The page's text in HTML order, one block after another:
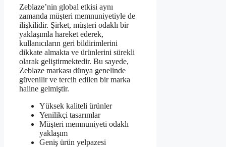
Zeblaze’nin global etkisi aynı
zamanda müşteri memnuniyetiyle de
ilişkilidir. Şirket, müşteri odaklı bir
yaklaşımla hareket ederek,
kullanıcıların geri bildirimlerini
dikkate almakta ve ürünlerini sürekli
olarak geliştirmektedir. Bu sayede,
Zeblaze markası dünya genelinde
güvenilir ve tercih edilen bir marka
haline gelmiştir.
Yüksek kaliteli ürünler
Yenilikçi tasarımlar
Müşteri memnuniyeti odaklı
yaklaşım
Geniş ürün yelpazesi